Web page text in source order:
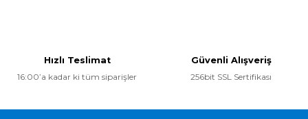
Hızlı Teslimat
16:00’a kadar ki tüm siparişler
Güvenli Alışveriş
256bit SSL Sertifikası